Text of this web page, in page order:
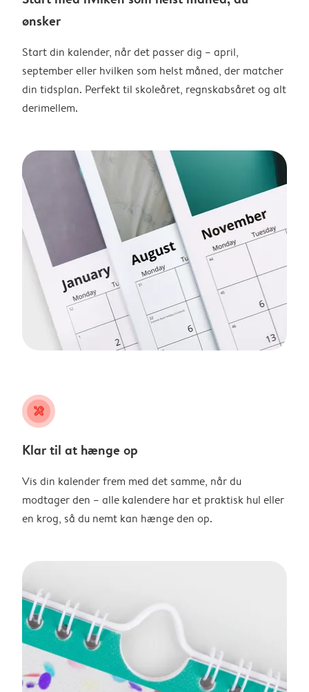
ønsker
Start din kalender, når det passer dig – april,
september eller hvilken som helst måned, der matcher
din tidsplan. Perfekt til skoleåret, regnskabsåret og alt
derimellem.
tools
Klar til at hænge op
Vis din kalender frem med det samme, når du
modtager den – alle kalendere har et praktisk hul eller
en krog, så du nemt kan hænge den op.